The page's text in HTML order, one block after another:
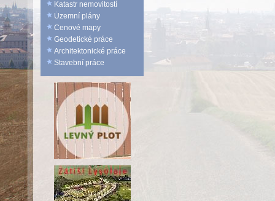
Katastr nemovitostí
Územní plány
Cenové mapy
Geodetické práce
Architektonické práce
Stavební práce